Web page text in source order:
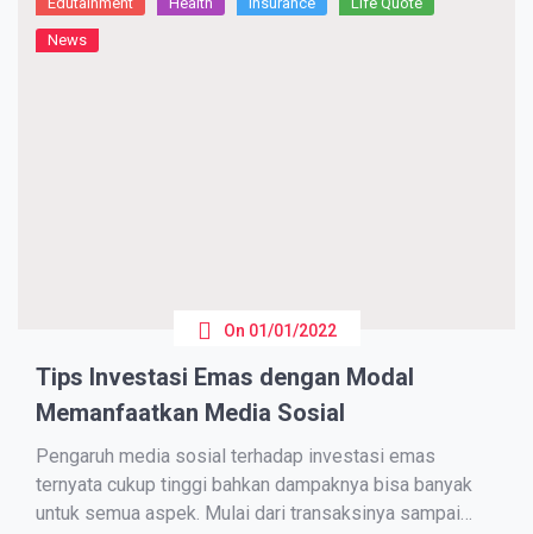
News
On 01/01/2022
Tips Investasi Emas dengan Modal
Memanfaatkan Media Sosial
Pengaruh media sosial terhadap investasi emas
ternyata cukup tinggi bahkan dampaknya bisa banyak
untuk semua aspek. Mulai dari transaksinya sampai